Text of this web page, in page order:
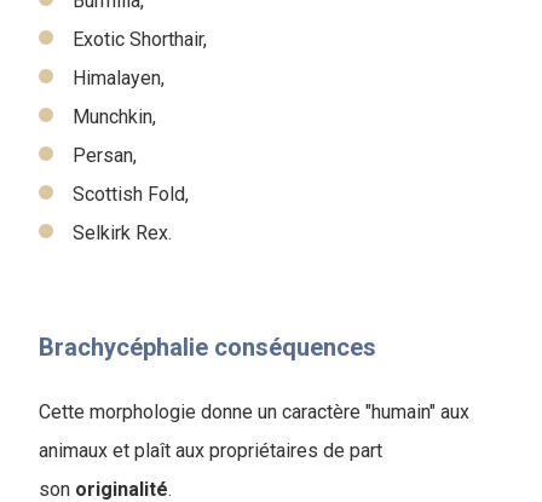
Exotic Shorthair,
Himalayen,
Munchkin,
Persan,
Scottish Fold,
Selkirk Rex.
Brachycéphalie conséquences
Cette morphologie donne un caractère "humain" aux
animaux et plaît aux propriétaires de part
son originalité.